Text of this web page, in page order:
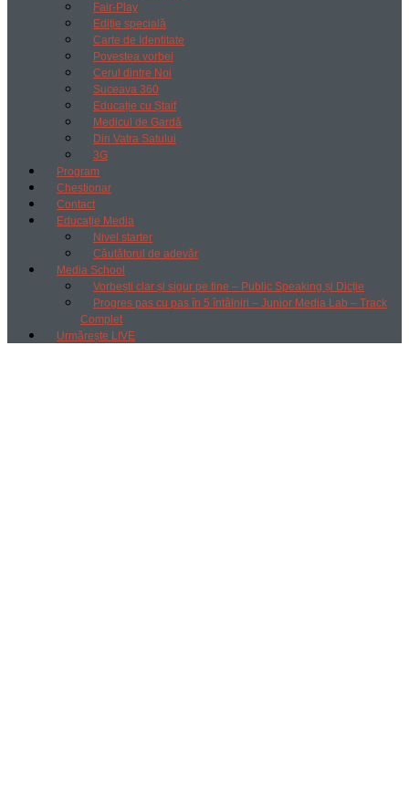
Fair-Play
Ediție specială
Carte de Identitate
Povestea vorbei
Cerul dintre Noi
Suceava 360
Educație cu Ștaif
Medicul de Gardă
Din Vatra Satului
3G
Program
Chestionar
Contact
Educație Media
Nivel starter
Căutătorul de adevăr
Media School
Vorbești clar și sigur pe tine – Public Speaking și Dicție
Progres pas cu pas în 5 întâlniri – Junior Media Lab – Track
Complet
Urmărește LIVE